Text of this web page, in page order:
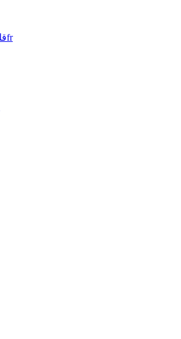
قلمو زبان گربه ای دسته بلند رهاورد سری 1075fr